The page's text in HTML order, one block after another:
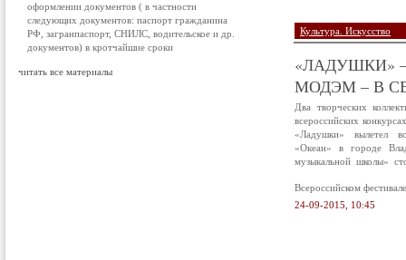
оформлении документов ( в частности
следующих документов: паспорт гражданина
РФ, загранпаспорт, СНИЛС, водительское и др.
документов) в кротчайшие сроки
читать все материалы
Культура. Искусство
«ЛАДУШКИ»
МОДЭМ – В
Два творческих
всероссийских
«Ладушки» вылетел
«Океан» в городе
музыкальной школы»
Всероссийском
24-09-2015, 10:45